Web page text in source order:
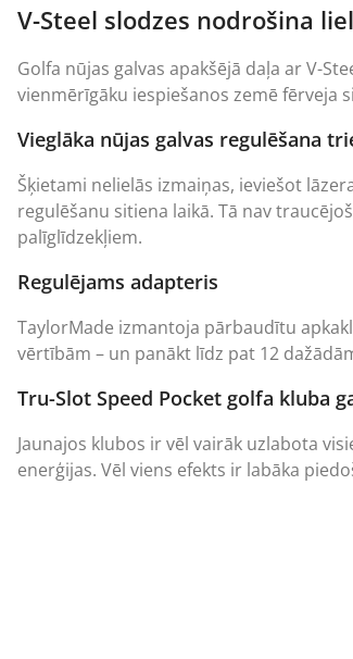
V-Steel slodzes nodrošina
Golfa nūjas galvas apakšējā daļa ar V-
vienmērīgāku iespiešanos zemē fērveja
Vieglāka nūjas galvas regulēšana
Šķietami nelielās izmaiņas, ieviešot
regulēšanu sitiena laikā. Tā nav
palīglīdzekļiem.
Regulējams adapteris
TaylorMade izmantoja pārbaudītu
vērtībām – un panākt līdz pat 12
Tru-Slot Speed Pocket golfa kluba
Jaunajos klubos ir vēl vairāk uzlabota
enerģijas. Vēl viens efekts ir labāka